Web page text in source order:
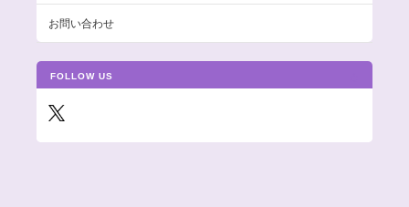
お問い合わせ
FOLLOW US